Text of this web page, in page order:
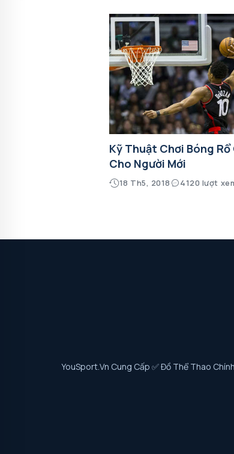
Kỹ Thuật Chơi Bóng Rổ
Cho Người Mới
18 Th5, 2018 4120 lượt
YouSport.vn Cung Cấp ✅ Đồ Thể Thao